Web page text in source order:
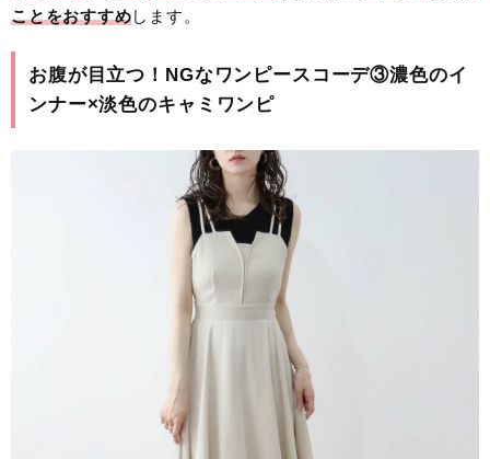
ことをおすすめします。
お腹が目立つ！NGなワンピースコーデ③濃色のイ
ンナー×淡色のキャミワンピ